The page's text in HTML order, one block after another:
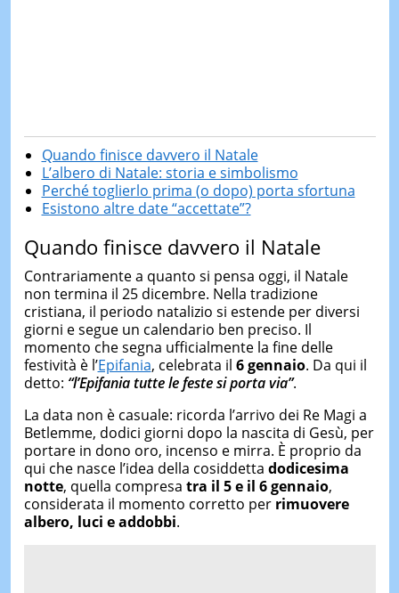
Quando finisce davvero il Natale
L’albero di Natale: storia e simbolismo
Perché toglierlo prima (o dopo) porta sfortuna
Esistono altre date “accettate”?
Quando finisce davvero il Natale
Contrariamente a quanto si pensa oggi, il Natale
non termina il 25 dicembre. Nella tradizione
cristiana, il periodo natalizio si estende per diversi
giorni e segue un calendario ben preciso. Il
momento che segna ufficialmente la fine delle
festività è l’Epifania, celebrata il 6 gennaio. Da qui il
detto: “l’Epifania tutte le feste si porta via”.
La data non è casuale: ricorda l’arrivo dei Re Magi a
Betlemme, dodici giorni dopo la nascita di Gesù, per
portare in dono oro, incenso e mirra. È proprio da
qui che nasce l’idea della cosiddetta dodicesima
notte, quella compresa tra il 5 e il 6 gennaio,
considerata il momento corretto per rimuovere
albero, luci e addobbi.